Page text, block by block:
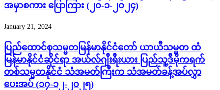
အမှာစကား ပြောကြား (၂၀-၁-၂၀၂၄)
January 21, 2024
ပြည်ထောင်စုသမ္မတမြန်မာနိုင်ငံတော် ယာယီသမ္မတ ထံ
မြန်မာနိုင်ငံဆိုင်ရာ အယ်လ်ဂျီးရီးယား ပြည်သူ့ဒီမိုကရက်
တစ်သမ္မတနိုင်ငံ သံအမတ်ကြီးက သံအမတ်ခန့်အပ်လွှာ
ပေးအပ် (၁၇-၁၂-၂၀၂၅)